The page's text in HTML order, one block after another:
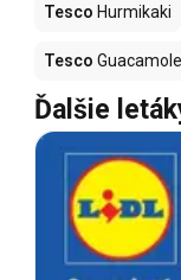
Tesco Hurmikaki
Tesco Guacamole
Ďalšie